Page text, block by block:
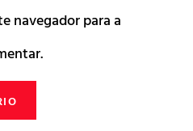
navegador para a